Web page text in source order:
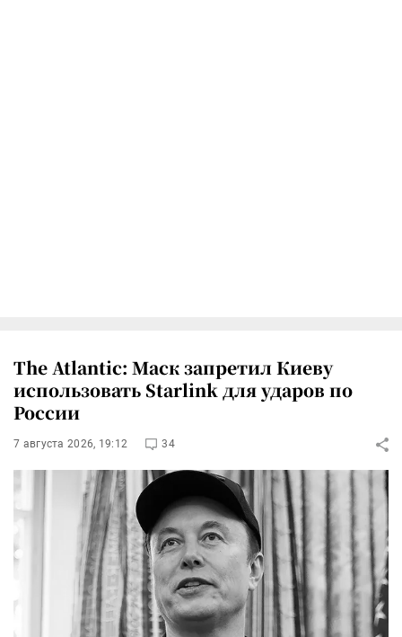
The Atlantic: Маск запретил Киеву
использовать Starlink для ударов по
России
7 августа 2026, 19:12 34